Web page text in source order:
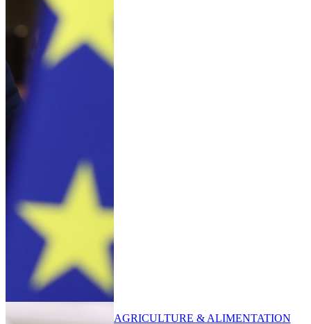
AGRICULTURE & ALIMENTATION